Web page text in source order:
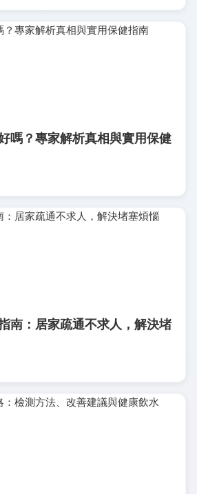
嗎？專家解析真相與實用保健
南：居家疏通不求人，解決堵